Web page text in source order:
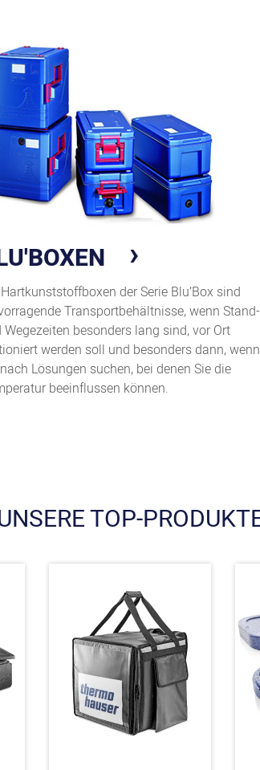
der Serie Blu’Box sind
Transportbehältnisse, wenn Stand-
Wegezeiten besonders lang sind, vor Ort
werden soll und besonders dann, wenn
Lösungen suchen, bei denen Sie die
beeinflussen können.
TOP-